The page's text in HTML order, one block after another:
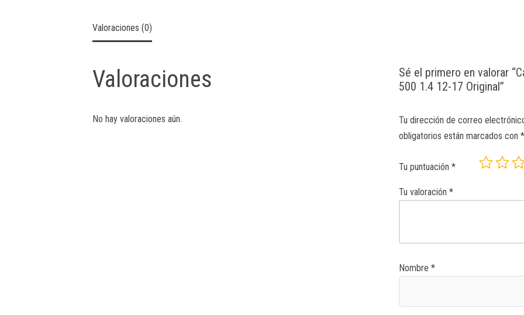
Valoraciones (0)
Valoraciones
No hay valoraciones aún.
Sé el primero en valorar
500 1.4 12-17 Original”
Tu dirección de correo
obligatorios están marcados con*
Tu puntuación*
Tu valoración*
Nombre*